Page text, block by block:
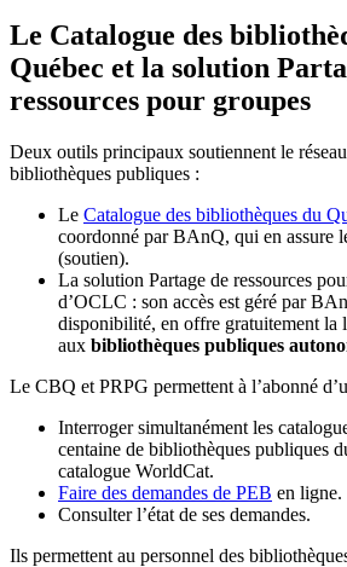
Le Catalogue des
Québec et la solution
ressources pour groupes
Deux outils principaux soutiennent le
bibliothèques publiques :
Le Catalogue des bibliothèques du
coordonné par BAnQ, qui en assure
(soutien).
La solution Partage de ressources
d’OCLC : son accès est géré par
disponibilité, en offre gratuitement la
aux bibliothèques publiques
Le CBQ et PRPG permettent à l’abonné
Interroger simultanément les
centaine de bibliothèques publiques
catalogue WorldCat.
Faire des demandes de PEB en ligne.
Consulter l’état de ses demandes.
Ils permettent au personnel des